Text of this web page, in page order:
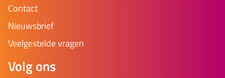
Contact
Nieuwsbrief
Veelgestelde vragen
Volg ons